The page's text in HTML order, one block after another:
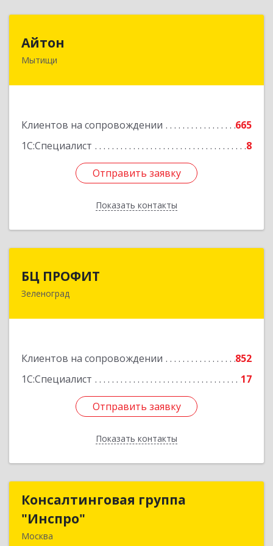
Айтон
Мытищи
Клиентов на сопровождении
665
1С:Специалист
8
Отправить заявку
Показать контакты
Отправить заявку
Назад
БЦ ПРОФИТ
Зеленоград
Клиентов на сопровождении
852
1С:Специалист
17
Отправить заявку
Показать контакты
124482, Москва г, Зеленоград г, корпус 340,
Отправить заявку
Назад
Консалтинговая группа
"Инспро"
Москва
Консалтинговая группа